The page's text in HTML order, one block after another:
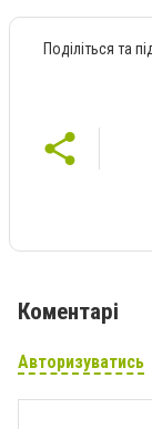
Поділіться та
Коментарі
Авторизуватись